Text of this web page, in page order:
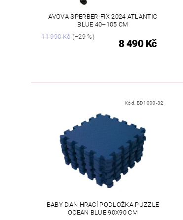
AVOVA SPERBER-FIX 2024 ATLANTIC
BLUE 40–105 CM
11 990 Kč(–29 %)
8 490 Kč
Kód: BD1000-32
BABY DAN HRACÍ PODLOŽKA PUZZLE
OCEAN BLUE 90X90 CM